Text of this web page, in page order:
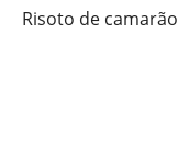
Risoto de camarão